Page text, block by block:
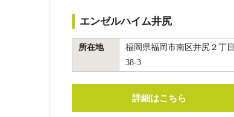
エンゼルハイム井尻
所在地
福岡県福岡市南区井尻２丁目
38-3
詳細はこちら